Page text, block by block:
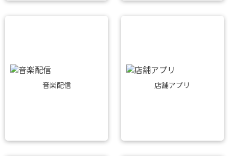
音楽配信 店舗アプリ